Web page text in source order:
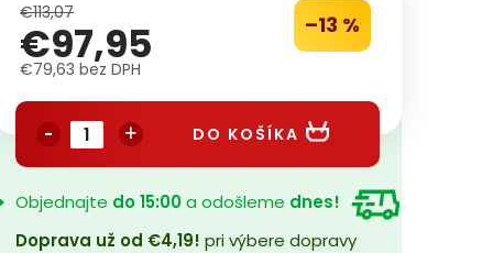
€113,07 –13 %
€97,95
€79,63 bez DPH
DO KOŠÍKA
Objednajte do 15:00a odošleme dnes!
Doprava už od €4,19! pri výbere dopravy